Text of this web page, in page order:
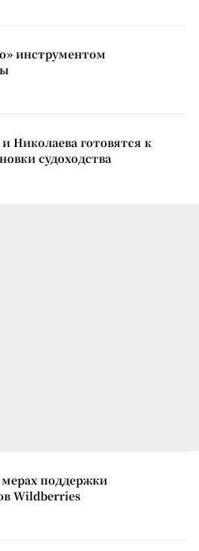
инструментом
Николаева готовятся к
судоходства
поддержки
Wildberries